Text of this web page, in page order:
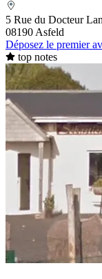
5 Rue du Docteur
08190 Asfeld
Déposez le premier
top notes